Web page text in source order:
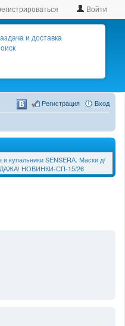
Войти
и доставка
Вход
Регистрация
и купальники SЕNSЕRА. Маски д/
НОВИНКИ-СП-15/26